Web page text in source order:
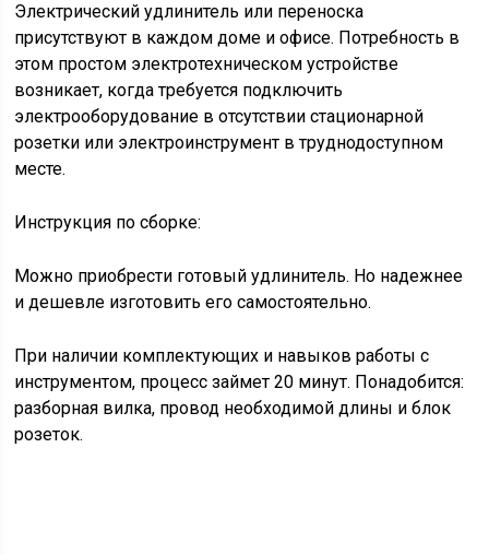
Электрический удлинитель или переноска
присутствуют в каждом доме и офисе. Потребность в
этом простом электротехническом устройстве
возникает, когда требуется подключить
электрооборудование в отсутствии стационарной
розетки или электроинструмент в труднодоступном
месте.
Инструкция по сборке:
Можно приобрести готовый удлинитель. Но надежнее
и дешевле изготовить его самостоятельно.
При наличии комплектующих и навыков работы с
инструментом, процесс займет 20 минут. Понадобится:
разборная вилка, провод необходимой длины и блок
розеток.